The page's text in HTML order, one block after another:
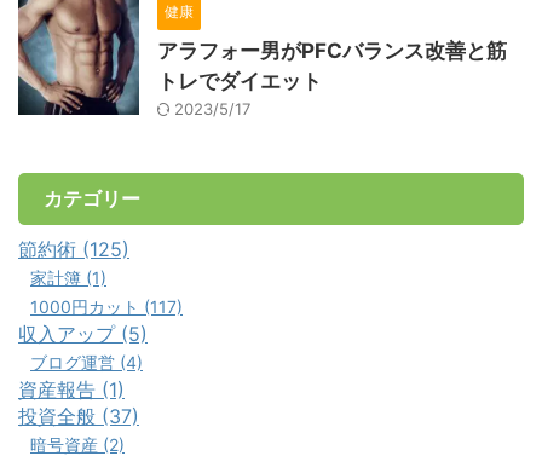
健康
アラフォー男がPFCバランス改善と筋
トレでダイエット
2023/5/17
カテゴリー
節約術 (125)
家計簿 (1)
1000円カット (117)
収入アップ (5)
ブログ運営 (4)
資産報告 (1)
投資全般 (37)
暗号資産 (2)